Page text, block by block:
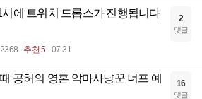
시에 트위치 드롭스가 진행됩니다
추천 5 07-31
2
댓글
공허의 영혼 악마사냥꾼 너프 예
16
댓글